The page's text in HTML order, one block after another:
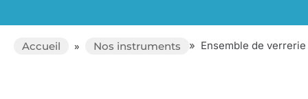
Accueil » Nos instruments » Ensemble de verrerie